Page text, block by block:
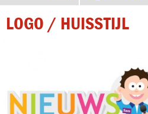
LOGO / HUISSTIJL